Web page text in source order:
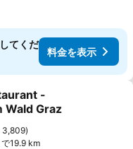
てくだ
料金を表示
りに追加
-
Wald Graz
3,809
19.9 km